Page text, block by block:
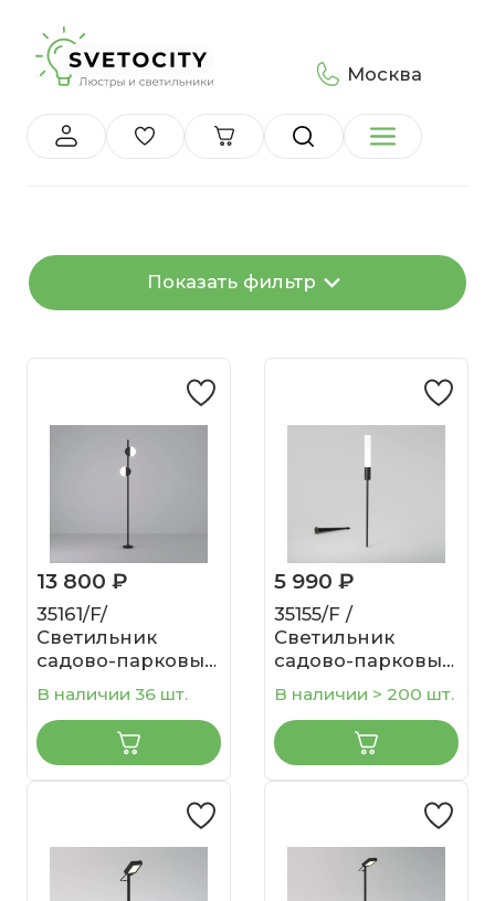
Москва
Показать фильтр
13 800 ₽
35161/F/
Светильник
садово-парковый
со светодиодами
PAR черный
В наличии 36 шт.
5 990 ₽
35155/F /
Светильник
садово-парковый
Invi черный
В наличии > 200 шт.